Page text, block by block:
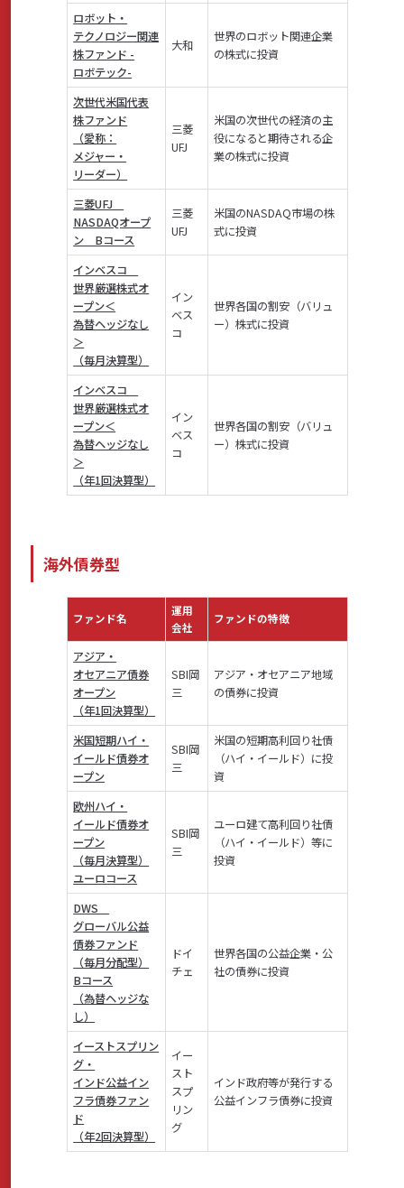
ロボット・
テクノロジー関連
株ファンド -
ロボテック-
大和
世界のロボット関連企業
の株式に投資
次世代米国代表
株ファンド
（愛称：
メジャー・
リーダー）
三菱
UFJ
米国の次世代の経済の主
役になると期待される企
業の株式に投資
三菱UFJ
NASDAQオープ
ン Bコース
三菱
UFJ
米国のNASDAQ市場の株
式に投資
インベスコ
世界厳選株式オ
ープン＜
為替ヘッジなし
＞
（毎月決算型）
イン
ベス
コ
世界各国の割安（バリュ
ー）株式に投資
インベスコ
世界厳選株式オ
ープン＜
為替ヘッジなし
＞
（年1回決算型）
イン
ベス
コ
世界各国の割安（バリュ
ー）株式に投資
海外債券型
ファンド名
運用
会社
ファンドの特徴
アジア・
オセアニア債券
オープン
（年1回決算型）
SBI岡
三
アジア・オセアニア地域
の債券に投資
米国短期ハイ・
イールド債券オ
ープン
SBI岡
三
米国の短期高利回り社債
（ハイ・イールド）に投
資
欧州ハイ・
イールド債券オ
ープン
（毎月決算型）
ユーロコース
SBI岡
三
ユーロ建て高利回り社債
（ハイ・イールド）等に
投資
DWS
グローバル公益
債券ファンド
（毎月分配型）
Bコース
（為替ヘッジな
し）
ドイ
チェ
世界各国の公益企業・公
社の債券に投資
イーストスプリン
グ・
インド公益イン
フラ債券ファン
ド
（年2回決算型）
イー
スト
スプ
リン
グ
インド政府等が発行する
公益インフラ債券に投資